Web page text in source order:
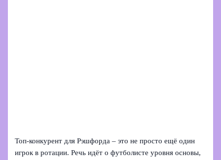
Топ-конкурент для Рэшфорда – это не просто ещё один
игрок в ротации. Речь идёт о футболисте уровня основы,